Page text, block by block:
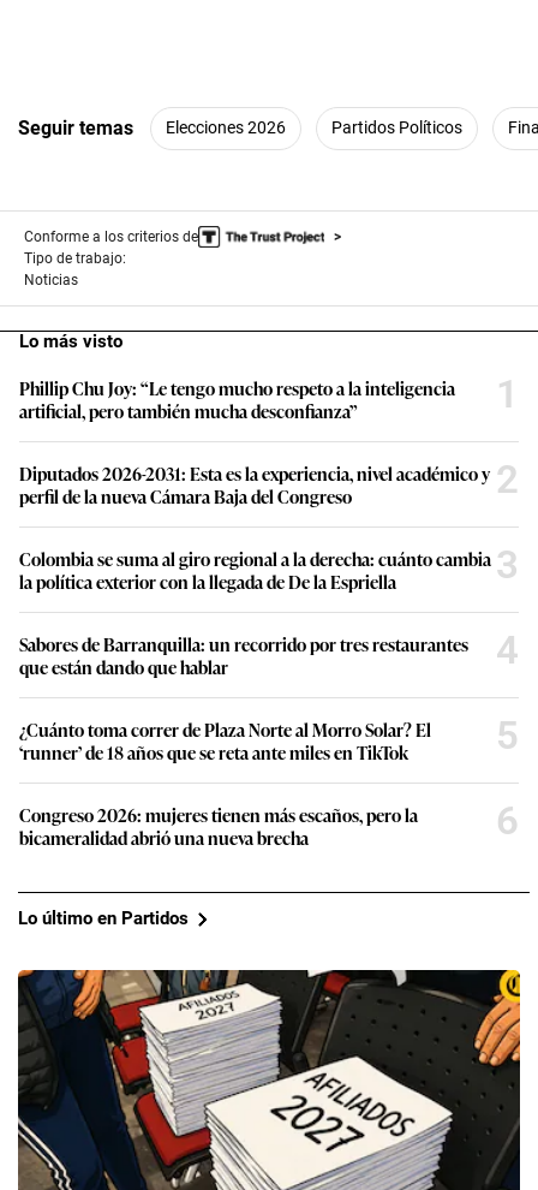
Seguir temas Elecciones 2026 Partidos Políticos
Conforme a los criterios de
Tipo de trabajo:
Noticias
Lo más visto
Phillip Chu Joy: “Le tengo mucho respeto a la inteligencia
artificial, pero también mucha desconfianza”
1
Diputados 2026-2031: Esta es la experiencia, nivel académico y
perfil de la nueva Cámara Baja del Congreso
2
Colombia se suma al giro regional a la derecha: cuánto cambia
la política exterior con la llegada de De la Espriella
3
Sabores de Barranquilla: un recorrido por tres restaurantes
que están dando que hablar
4
¿Cuánto toma correr de Plaza Norte al Morro Solar? El
‘runner’ de 18 años que se reta ante miles en TikTok
5
Congreso 2026: mujeres tienen más escaños, pero la
bicameralidad abrió una nueva brecha
6
Lo último en Partidos